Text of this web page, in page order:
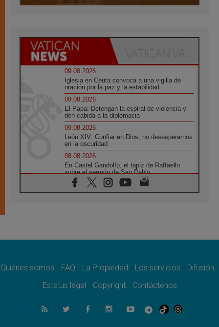
09.08.2026
Iglesia en Ceuta convoca a una vigilia de
oración por la paz y la estabilidad
09.08.2026
El Papa: Detengan la espiral de violencia y
den cabida a la diplomacia
09.08.2026
León XIV: Confiar en Dios, no desesperarnos
en la oscuridad
08.08.2026
En Castel Gandolfo, el tapiz de Raffaello
sobre el sermón de San Pablo
08.08.2026
En Colombia, «la paz no se compra con una
08.08.2026
08.08.2026
del Buen Consejo de Genazzano
Filipinas: el Vicariato Apostólico de Calapán
se convierte en diócesis
Quiénes somos FAQ La Propiedad Los servicios
Difusión
Estatus legal
Copyright Contáctenos